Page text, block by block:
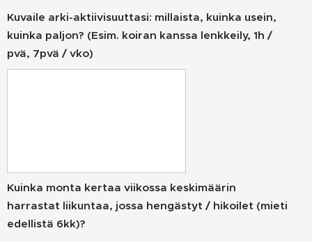
Kuvaile arki-aktiivisuuttasi: millaista, kuinka usein,
kuinka paljon? (Esim. koiran kanssa lenkkeily, 1h /
pvä, 7pvä / vko)
Kuinka monta kertaa viikossa keskimäärin
harrastat liikuntaa, jossa hengästyt / hikoilet (mieti
edellistä 6kk)?